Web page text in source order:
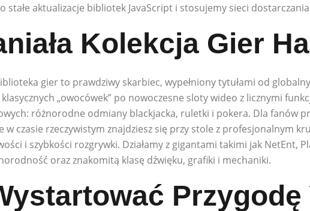
stałe aktualizacje bibliotek JavaScript i stosujemy sieci
Kolekcja Gier
gier to prawdziwy skarbiec, wypełniony tytułami od
„owocówek” po nowoczesne sloty wideo z licznymi
różnorodne odmiany blackjacka, ruletki i pokera. Dla fanów
w czasie rzeczywistym znajdziesz się przy stole z profesjonalnym
i szybkości rozgrywki. Działamy z gigantami takimi jak NetEnt,
oraz znakomitą klasę dźwięku, grafiki i mechaniki.
Przygodę